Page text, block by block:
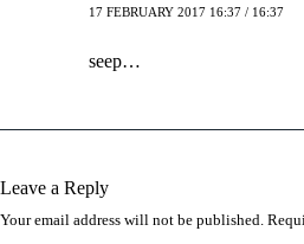
17 FEBRUARY 2017 16:37 / 16:37
seep…
Leave a Reply
Your email address will not be published.